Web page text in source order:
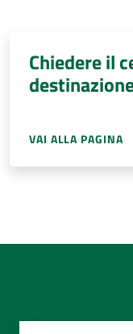
Chiedere il
VAI ALLA PAGINA